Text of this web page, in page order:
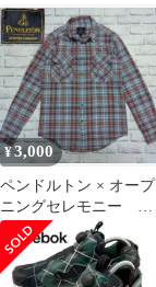
ナー コラボ 総柄 ハー
フパンツ L
¥3,000
ペンドルトン × オープ
ニングセレモニー コ
ラボ USA製 S シャ
ツ